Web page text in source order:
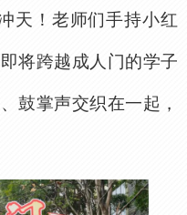
天！老师们手持小红
将跨越成人门的学子
鼓掌声交织在一起，